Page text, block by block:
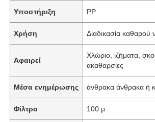
Υποστήριξη PP
Χρήση Διαδικασία καθαρού
Αφαιρεί
Χλώριο, ιζήματα,
ακαθαρσίες
Μέσα ενημέρωσης άνθρακα άνθρακα ή
Φίλτρο 100 μ